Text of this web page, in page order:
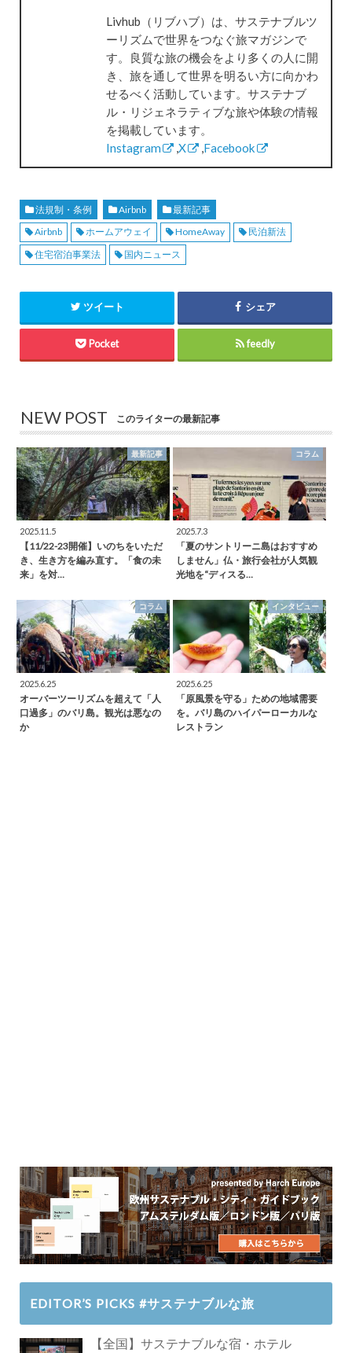
Livhub（リブハブ）は、サステナブルツ
ーリズムで世界をつなぐ旅マガジンで
す。良質な旅の機会をより多くの人に開
き、旅を通して世界を明るい方に向かわ
せるべく活動しています。サステナブ
ル・リジェネラティブな旅や体験の情報
を掲載しています。
Instagram
X Facebook
法規制・条例 Airbnb
最新記事
Airbnb
ホームアウェイ HomeAway
民泊新法
住宅宿泊事業法
国内ニュース
ツイート シェア
Pocket feedly
NEW POST このライターの最新記事
最新記事
2025.11.5
【11/22-23開催】いのちをいただ
き、生き方を編み直す。「食の未
来」を対…
コラム
2025.7.3
「夏のサントリーニ島はおすすめ
しません」仏・旅行会社が人気観
光地を“ディスる…
コラム
2025.6.25
オーバーツーリズムを超えて「人
口過多」のバリ島。観光は悪なの
か
インタビュー
2025.6.25
「原風景を守る」ための地域需要
を。バリ島のハイパーローカルな
レストラン
EDITOR’S PICKS #サステナブルな旅
【全国】サステナブルな宿・ホテル